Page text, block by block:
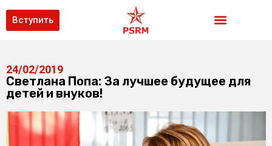
Вступить
24/02/2019
Светлана Попа: За лучшее будущее для
детей и внуков!